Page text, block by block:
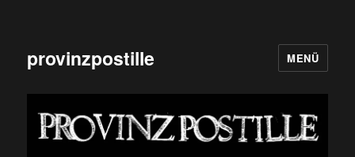
provinzpostille MENÜ